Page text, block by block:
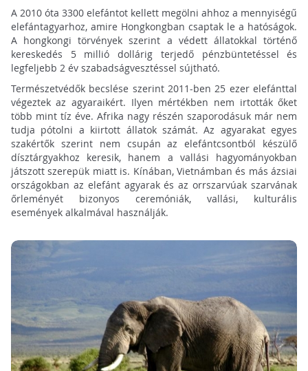
A 2010 óta 3300 elefántot kellett megölni ahhoz a mennyiségű
elefántagyarhoz, amire Hongkongban csaptak le a hatóságok.
A hongkongi törvények szerint a védett állatokkal történő
kereskedés 5 millió dollárig terjedő pénzbüntetéssel és
legfeljebb 2 év szabadságvesztéssel sújtható.
Természetvédők becslése szerint 2011-ben 25 ezer elefánttal
végeztek az agyaraikért. Ilyen mértékben nem irtották őket
több mint tíz éve. Afrika nagy részén szaporodásuk már nem
tudja pótolni a kiirtott állatok számát. Az agyarakat egyes
szakértők szerint nem csupán az elefántcsontból készülő
dísztárgyakhoz keresik, hanem a vallási hagyományokban
játszott szerepük miatt is. Kínában, Vietnámban és más ázsiai
országokban az elefánt agyarak és az orrszarvúak szarvának
őrleményét bizonyos ceremóniák, vallási, kulturális
események alkalmával használják.